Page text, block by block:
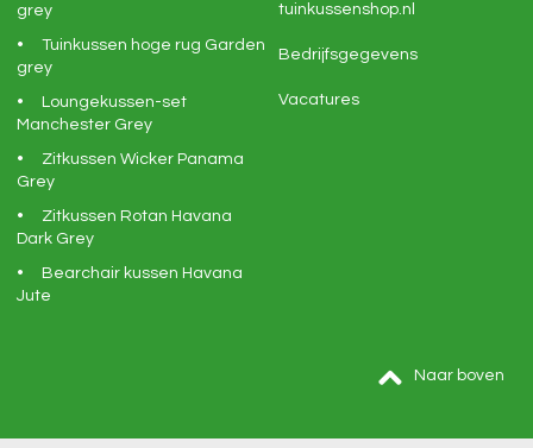
grey
Tuinkussen hoge rug Garden
grey
Loungekussen-set
Manchester Grey
Zitkussen Wicker Panama
Grey
Zitkussen Rotan Havana
Dark Grey
Bearchair kussen Havana
Jute
tuinkussenshop.nl
Bedrijfsgegevens
Vacatures
Naar boven